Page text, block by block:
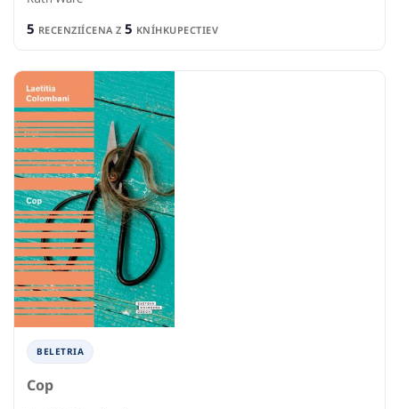
BELETRIA
Cop
Laetitia Colombani
3RECENZIE